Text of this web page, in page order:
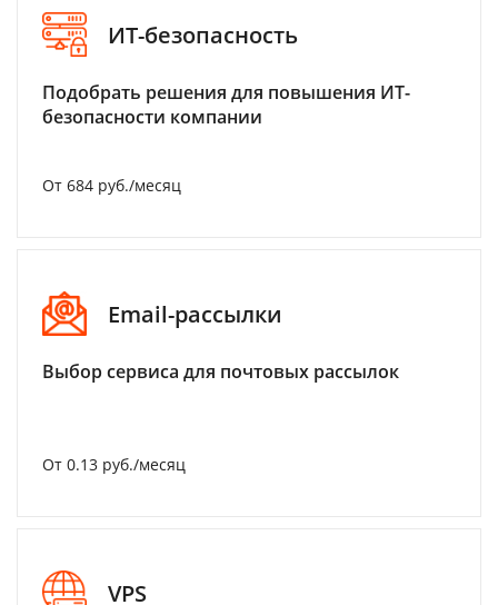
ИТ-безопасность
Подобрать решения для повышения ИТ-
безопасности компании
От 684 руб./месяц
Email-рассылки
Выбор сервиса для почтовых рассылок
От 0.13 руб./месяц
VPS